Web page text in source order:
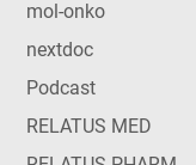
mol-onko
nextdoc
Podcast
RELATUS MED